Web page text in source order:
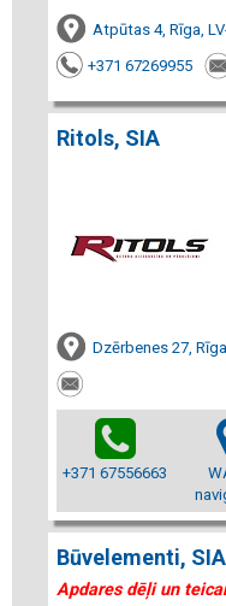
Atpūtas 4, Rīga,
+371 67269955
Ritols, SIA
Dzērbenes 27,
+371 67556663
Būvelementi,
Apdares dēļi un